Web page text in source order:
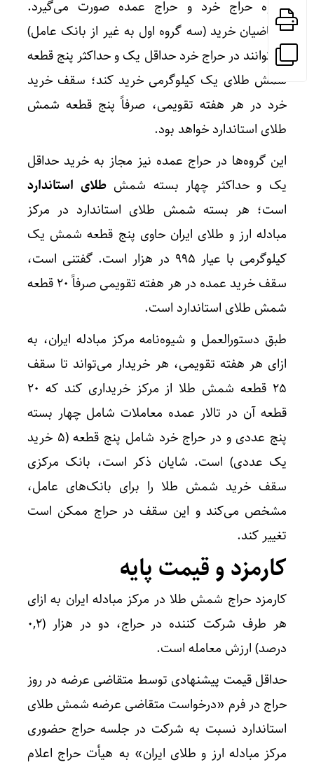
شیوه حراج خرد و حراج عمده صورت می‌گیرد.
متقاضیان خرید (سه گروه اول به غیر از بانک عامل)
می‌توانند در حراج خرد حداقل یک و حداکثر پنج قطعه
شمش طلای یک کیلوگرمی خرید کند؛ سقف خرید
خرد در هر هفته تقویمی، صرفاً پنج قطعه شمش
طلای استاندارد خواهد بود.
این گروه‌ها در حراج عمده نیز مجاز به خرید حداقل
یک و حداکثر چهار بسته شمشطلای استاندارد
است؛ هر بسته شمش طلای استاندارد در مرکز
مبادله ارز و طلای ایران حاوی پنج قطعه شمش یک
کیلوگرمی با عیار ۹۹۵ در هزار است. گفتنی است،
سقف خرید عمده در هر هفته تقویمی صرفاً ۲۰ قطعه
شمش طلای استاندارد است.
طبق دستورالعمل و شیوه‌نامه مرکز مبادله ایران، به
ازای هر هفته تقویمی، هر خریدار می‌تواند تا سقف
۲۵ قطعه شمش طلا از مرکز خریداری کند که ۲۰
قطعه آن در تالار عمده معاملات شامل چهار بسته
پنج عددی و در حراج خرد شامل پنج قطعه (۵ خرید
یک عددی) است. شایان ذکر است، بانک مرکزی
سقف خرید شمش طلا را برای بانک‌های عامل،
مشخص می‌کند و این سقف در حراج ممکن است
تغییر کند.
کارمزد و قیمت پایه
کارمزد حراج شمش طلا در مرکز مبادله ایران به ازای
هر طرف شرکت کننده در حراج، دو در هزار (۰,۲
درصد) ارزش معامله است.
حداقل قیمت پیشنهادی توسط متقاضی عرضه در روز
حراج در فرم «درخواست متقاضی عرضه شمش طلای
استاندارد نسبت به شرکت در جلسه حراج حضوری
مرکز مبادله ارز و طلای ایران» به هیأت حراج اعلام